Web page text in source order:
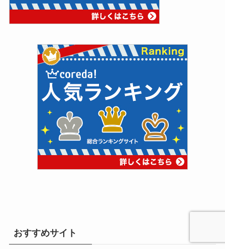
おすすめサイト